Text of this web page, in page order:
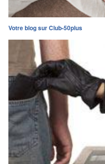
Votre blog sur Club-50plus